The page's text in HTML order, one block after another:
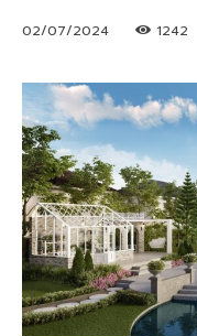
02/07/2024 1242